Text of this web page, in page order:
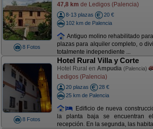
8 Fotos
47,8 km de Ledigos (Palencia)
8-13 plazas
20 €
102 km de Palencia
Antiguo molino rehabilitado
plazas para alquiler completo, o
totalmente independiente ...
8 Fotos
Hotel Rural Villa y Corte
Hotel Rural en Ampudia (Palencia)
Ledigos (Palencia)
20 plazas
28 €
25 km de Palencia
Edificio de nueva
la planta baja se encuentran
recepción. En la segunda, las